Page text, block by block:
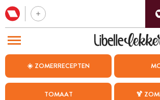
☀️ ZOMERRECEPTEN
TOMAAT 🍹
BEZOEK ONZE ANDERE WEBSITES